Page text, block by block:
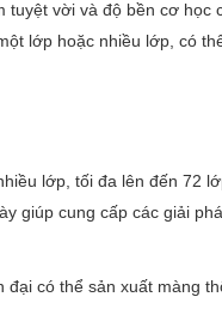
tuyệt vời và độ bền cơ
lớp hoặc nhiều lớp, có
lớp, tối đa lên đến 72
giúp cung cấp các giải
đại có thể sản xuất màng